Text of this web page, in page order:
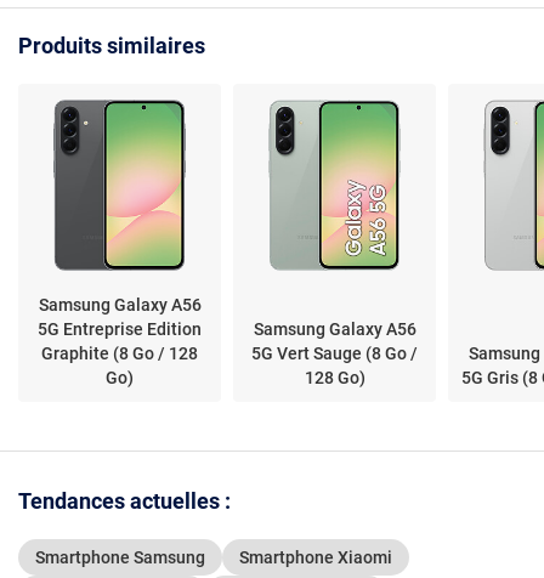
- 5000
Produits similaires
Samsung Galaxy A56
5G Entreprise Edition
Graphite (8 Go / 128
Go)
Samsung Galaxy A56
5G Vert Sauge (8 Go /
128 Go)
5G Gris (8
Tendances actuelles :
Smartphone Samsung
Smartphone Xiaomi